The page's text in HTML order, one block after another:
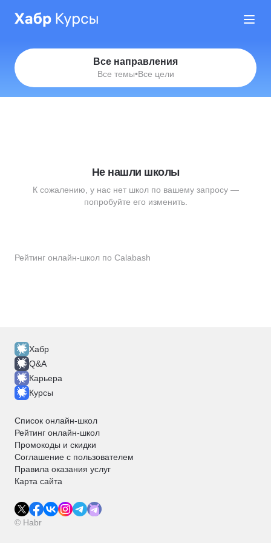
Все направления
Все темы•Все цели
Рейтинг онлайн-школ по Calabash
Не нашли школы
К сожалению, у нас нет школ по вашему запросу —
попробуйте его изменить.
Хабр
Q&A
Карьера
Курсы
Список онлайн-школ
Рейтинг онлайн-школ
Промокоды и скидки
Соглашение с пользователем
Правила оказания услуг
Карта сайта
© Habr